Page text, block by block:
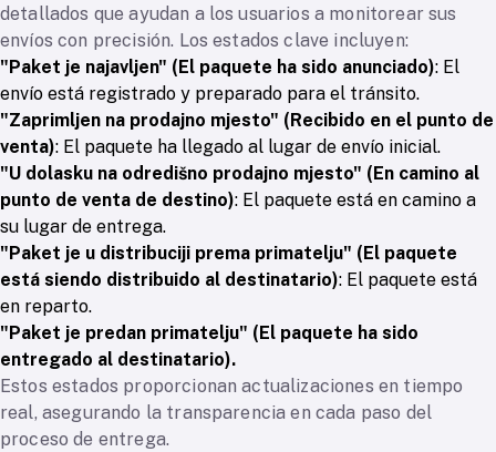
detallados que ayudan a los usuarios a monitorear sus
envíos con precisión. Los estados clave incluyen:
"Paket je najavljen" (El paquete ha sido anunciado): El
envío está registrado y preparado para el tránsito.
"Zaprimljen na prodajno mjesto" (Recibido en el punto de
venta): El paquete ha llegado al lugar de envío inicial.
"U dolasku na odredišno prodajno mjesto" (En camino al
punto de venta de destino): El paquete está en camino a
su lugar de entrega.
"Paket je u distribuciji prema primatelju" (El paquete
está siendo distribuido al destinatario): El paquete está
en reparto.
"Paket je predan primatelju" (El paquete ha sido
entregado al destinatario).
Estos estados proporcionan actualizaciones en tiempo
real, asegurando la transparencia en cada paso del
proceso de entrega.